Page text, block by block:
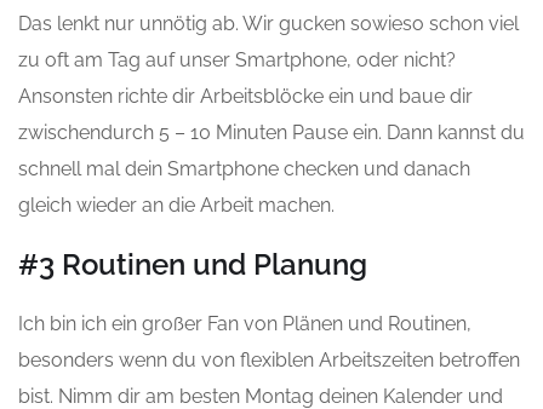
Das lenkt nur unnötig ab. Wir gucken sowieso schon viel
zu oft am Tag auf unser Smartphone, oder nicht?
Ansonsten richte dir Arbeitsblöcke ein und baue dir
zwischendurch 5 – 10 Minuten Pause ein. Dann kannst du
schnell mal dein Smartphone checken und danach
gleich wieder an die Arbeit machen.
#3 Routinen und Planung
Ich bin ich ein großer Fan von Plänen und Routinen,
besonders wenn du von flexiblen Arbeitszeiten betroffen
bist. Nimm dir am besten Montag deinen Kalender und